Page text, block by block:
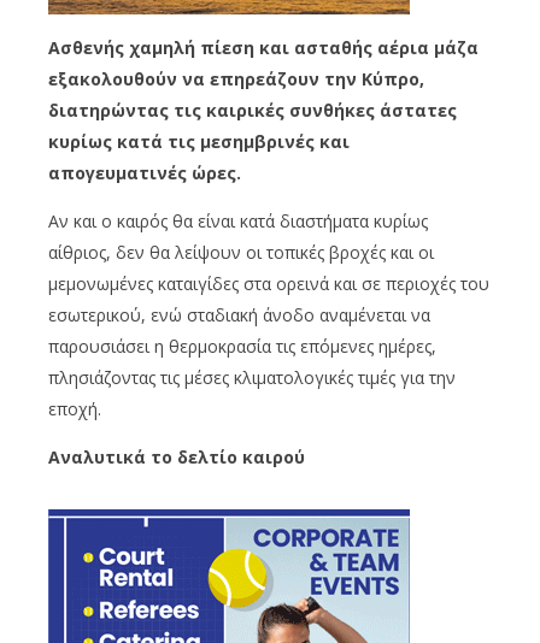
Ασθενής χαμηλή πίεση και ασταθής αέρια μάζα
εξακολουθούν να επηρεάζουν την Κύπρο,
διατηρώντας τις καιρικές συνθήκες άστατες
κυρίως κατά τις μεσημβρινές και
απογευματινές ώρες.
Αν και ο καιρός θα είναι κατά διαστήματα κυρίως
αίθριος, δεν θα λείψουν οι τοπικές βροχές και οι
μεμονωμένες καταιγίδες στα ορεινά και σε περιοχές του
εσωτερικού, ενώ σταδιακή άνοδο αναμένεται να
παρουσιάσει η θερμοκρασία τις επόμενες ημέρες,
πλησιάζοντας τις μέσες κλιματολογικές τιμές για την
εποχή.
Αναλυτικά το δελτίο καιρού